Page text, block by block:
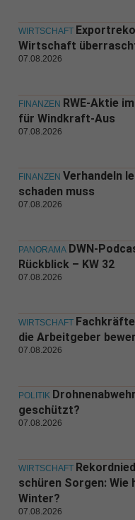
WIRTSCHAFT
Wirtschaft
07.08.2026
FINANZEN RWE-Aktie
für Windkraft-Aus
07.08.2026
FINANZEN Verhandeln
schaden muss
07.08.2026
PANORAMA DWN-
Rückblick – KW 32
07.08.2026
WIRTSCHAFT
die Arbeitgeber
07.08.2026
POLITIK
geschützt?
07.08.2026
WIRTSCHAFT
schüren Sorgen: Wie
Winter?
07.08.2026